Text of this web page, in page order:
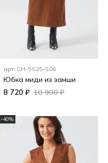
арт. CH-SS25-S06
Юбка миди из замши
8 720 ₽ 10 900 ₽
-40%